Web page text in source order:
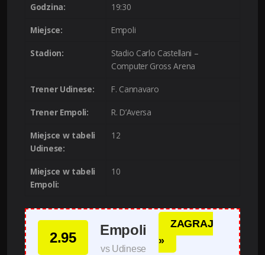
Godzina: 19:30
Miejsce: Empoli
Stadion:
Stadio Carlo Castellani –
Computer Gross Arena
Trener Udinese: F. Cannavaro
Trener Empoli: R. D’Aversa
Miejsce w tabeli
Udinese:
12
Miejsce w tabeli
Empoli:
10
2.95 Empoli
vs Udinese
ZAGRAJ
»